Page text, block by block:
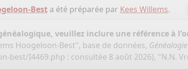
Besta été préparée par Kees Willems.
veuillez inclure une référence à
Hoogeloon-Best", base de données,
best/I4469.php : consultée 8 août 2026), "N.N.